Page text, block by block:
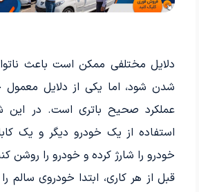
دلایل مختلفی ممکن است باعث
شدن شود، اما یکی از دلایل
عملکرد صحیح باتری است. در این
استفاده از یک خودرو دیگر و یک
خودرو را شارژ کرده و خودرو را روشن
قبل از هر کاری، ابتدا خودروی سالم